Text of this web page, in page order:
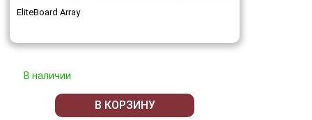
EliteBoard Array
В наличии
В КОРЗИНУ